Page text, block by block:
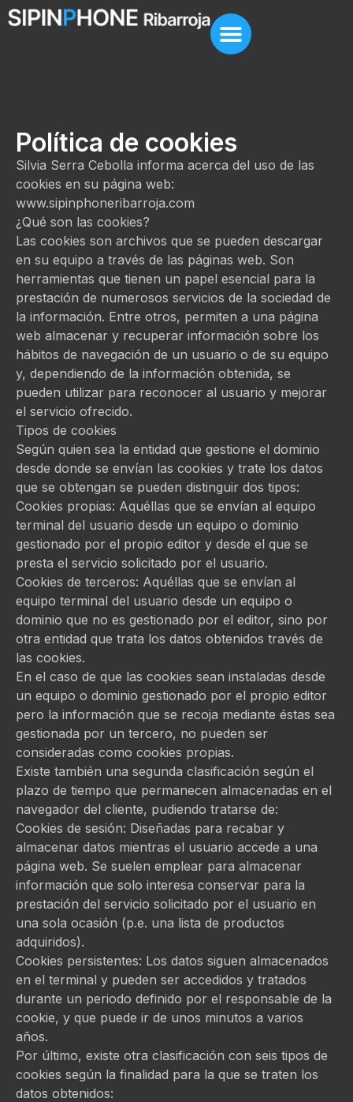
Política de cookies
Silvia Serra Cebolla informa acerca del uso de las
cookies en su página web:
www.sipinphoneribarroja.com
¿Qué son las cookies?
Las cookies son archivos que se pueden descargar
en su equipo a través de las páginas web. Son
herramientas que tienen un papel esencial para la
prestación de numerosos servicios de la sociedad de
la información. Entre otros, permiten a una página
web almacenar y recuperar información sobre los
hábitos de navegación de un usuario o de su equipo
y, dependiendo de la información obtenida, se
pueden utilizar para reconocer al usuario y mejorar
el servicio ofrecido.
Tipos de cookies
Según quien sea la entidad que gestione el dominio
desde donde se envían las cookies y trate los datos
que se obtengan se pueden distinguir dos tipos:
Cookies propias: Aquéllas que se envían al equipo
terminal del usuario desde un equipo o dominio
gestionado por el propio editor y desde el que se
presta el servicio solicitado por el usuario.
Cookies de terceros: Aquéllas que se envían al
equipo terminal del usuario desde un equipo o
dominio que no es gestionado por el editor, sino por
otra entidad que trata los datos obtenidos través de
las cookies.
En el caso de que las cookies sean instaladas desde
un equipo o dominio gestionado por el propio editor
pero la información que se recoja mediante éstas sea
gestionada por un tercero, no pueden ser
consideradas como cookies propias.
Existe también una segunda clasificación según el
plazo de tiempo que permanecen almacenadas en el
navegador del cliente, pudiendo tratarse de:
Cookies de sesión: Diseñadas para recabar y
almacenar datos mientras el usuario accede a una
página web. Se suelen emplear para almacenar
información que solo interesa conservar para la
prestación del servicio solicitado por el usuario en
una sola ocasión (p.e. una lista de productos
adquiridos).
Cookies persistentes: Los datos siguen almacenados
en el terminal y pueden ser accedidos y tratados
durante un periodo definido por el responsable de la
cookie, y que puede ir de unos minutos a varios
años.
Por último, existe otra clasificación con seis tipos de
cookies según la finalidad para la que se traten los
datos obtenidos: